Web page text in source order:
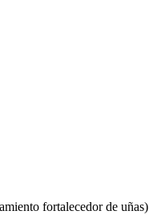
fortalecedor de uñas)